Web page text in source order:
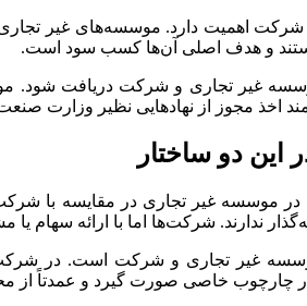
اهمیت دارد. موسسه‌های غیر تجاری
و هدف اصلی آن‌ها کسب سود است.
غیر تجاری و شرکت دریافت شود.
اخذ مجوز از نهادهایی نظیر وزارت
این دو ساختار
موسسه غیر تجاری در مقایسه با شرکت
ندارند. شرکت‌ها اما با ارائه سهام
غیر تجاری و شرکت است. در
چارچوب خاصی صورت گیرد و عمدتاً از